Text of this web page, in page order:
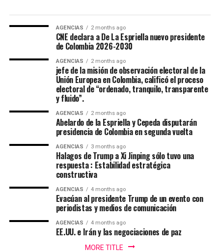
comuna 12 de la ciudad y obtuvo el titulo por su
carisma, dominio escenico e interpretación del baile
La Virreina Nacional del Folclor 2026, es Mariangel
Tumay Hernandez, representante del departamento del
Casanare fue elejida en la noche de coronación y
clausura del 52 Festival Del Folclor Colombiano.
Jania Raquel Osorio Mejia, representante del
departamento de Cordoba, fue coronada como la nueva
Con un balance muy positivo para la economía regional,
la alta afluencia de turistas, la gran ocupación hotelera y
el comercio local fortalecieron la economía de la ciudad.
Enfoque Periodistico y “Florida News” , da sus
agradecimientos a la Gobernación Del tolima, La
Alcaldía de Ibagué, a Cristian Torres jefe de prensa y
comunicaciónes de la alcaldia, Mauricio Hernandez Cala
AGENCIAS 2 months ago
CNE declara a De La Espriella nuevo presidente
de Colombia 2026-2030
AGENCIAS 2 months ago
jefe de la misión de observación electoral de la
Unión Europea en Colombia, calificó el proceso
electoral de “ordenado, tranquilo, transparente
y fluido”.
AGENCIAS 2 months ago
Abelardo de la Espriella y Cepeda disputarán
presidencia de Colombia en segunda vuelta
AGENCIAS 3 months ago
Halagos de Trump a Xi Jinping sólo tuvo una
respuesta : Estabilidad estratégica
constructiva
AGENCIAS 4 months ago
Evacúan al presidente Trump de un evento con
periodistas y medios de comunicación
AGENCIAS 4 months ago
EE.UU. e Irán y las negociaciones de paz
MORE TITLE